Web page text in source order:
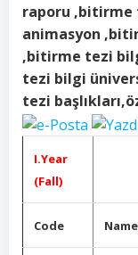
raporu ,bitirme
animasyon
,bitirme tezi
tezi bilgi
tezi
I.Year
(Fall)
Code Name